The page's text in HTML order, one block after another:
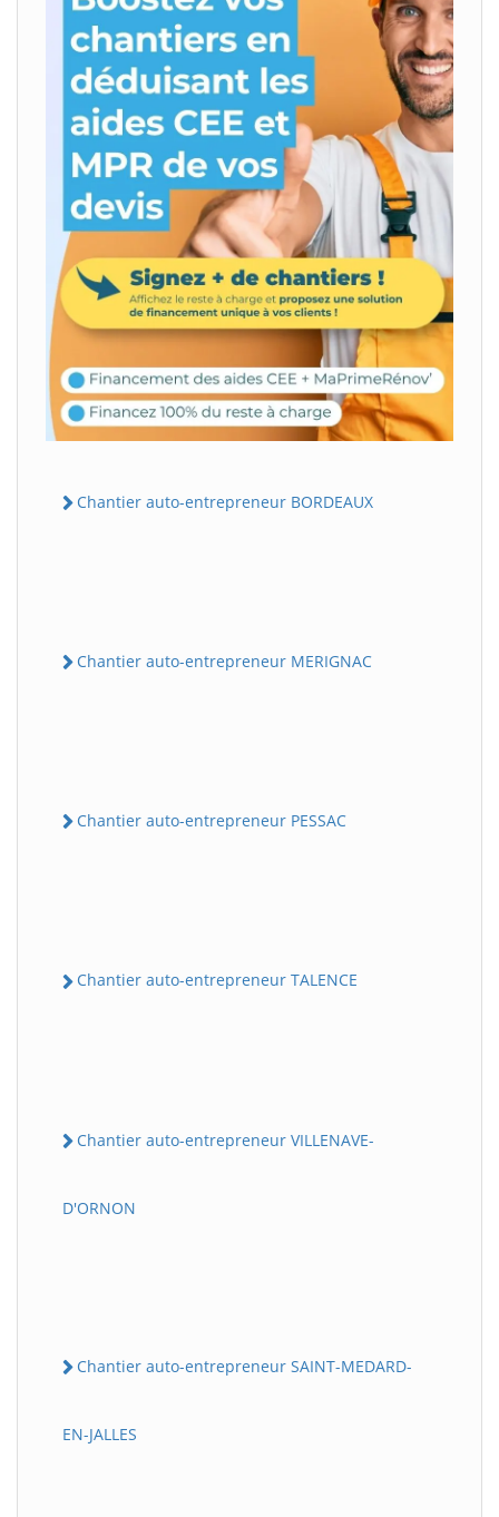
Chantier auto-entrepreneur BORDEAUX
Chantier auto-entrepreneur MERIGNAC
Chantier auto-entrepreneur PESSAC
Chantier auto-entrepreneur TALENCE
Chantier auto-entrepreneur VILLENAVE-
D'ORNON
Chantier auto-entrepreneur SAINT-MEDARD-
EN-JALLES